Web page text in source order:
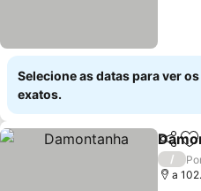
Selecione as datas para ver
exatos.
/
a